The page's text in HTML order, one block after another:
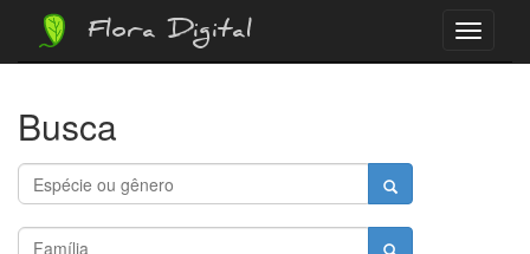
Menu
Flora Digital
Busca